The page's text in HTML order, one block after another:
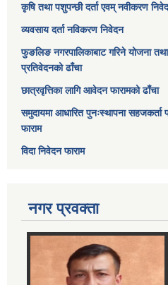
कृषि तथा पशुपन्छी दर्ता एवम् नवीकरण
व्यवसाय दर्ता नविकरण निवेदन
फुङलिङ नगरपालिकाबाट गरिने योजना
प्रतिवेदनको ढाँचा
छात्रवृत्तिका लागि आवेदन फारामको ढाँचा
समुदायमा आधारित पुनःस्थापना
फाराम
विदा निवेदन फाराम
नगर प्रवक्ता